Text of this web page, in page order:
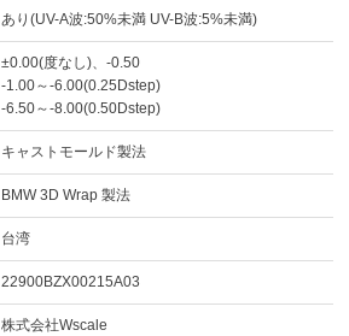
あり(UV-A波:50%未満 UV-B波:5%未満)
±0.00(度なし)、-0.50
-1.00～-6.00(0.25Dstep)
-6.50～-8.00(0.50Dstep)
キャストモールド製法
BMW 3D Wrap 製法
台湾
22900BZX00215A03
株式会社Wscale